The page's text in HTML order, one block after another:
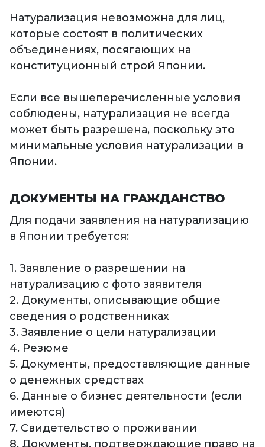
Натурализация невозможна для лиц,
которые состоят в политических
объединениях, посягающих на
конституционный строй Японии.
Если все вышеперечисленные условия
соблюдены, натурализация не всегда
может быть разрешена, поскольку это
минимальные условия натурализации в
Японии.
ДОКУМЕНТЫ НА ГРАЖДАНСТВО
Для подачи заявления на натурализацию
в Японии требуется:
1. Заявление о разрешении на
натурализацию с фото заявителя
2. Документы, описывающие общие
сведения о родственниках
3. Заявление о цели натурализации
4. Резюме
5. Документы, предоставляющие данные
о денежных средствах
6. Данные о бизнес деятельности (если
имеются)
7. Свидетельство о проживании
8. Документы, подтверждающие право на